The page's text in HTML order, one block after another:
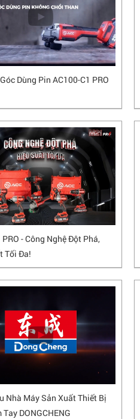
Dùng Pin AC100-C1 PRO
PRO - Công Nghệ Đột Phá,
Tối Đa!
Nhà Máy Sản Xuất Thiết Bị
DONGCHENG